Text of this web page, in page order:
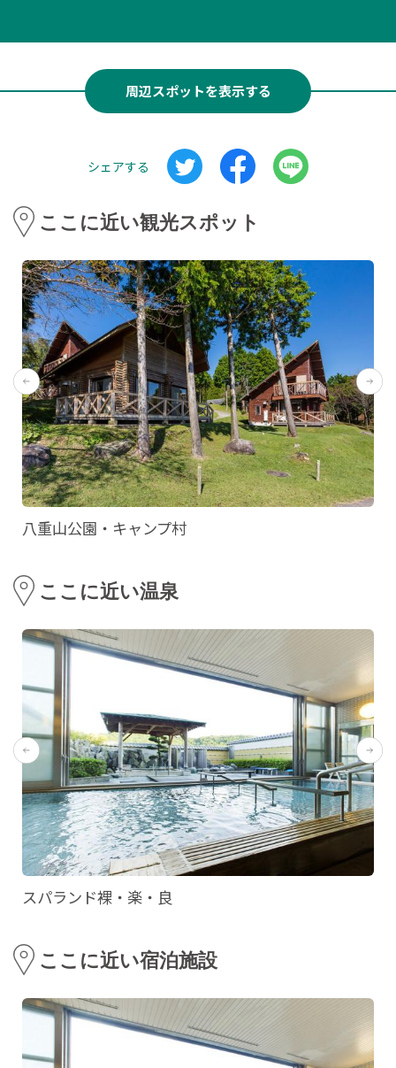
周辺スポットを表示する
シェアする
ここに近い観光スポット
八重山公園・キャンプ村
ここに近い温泉
スパランド裸・楽・良
ここに近い宿泊施設